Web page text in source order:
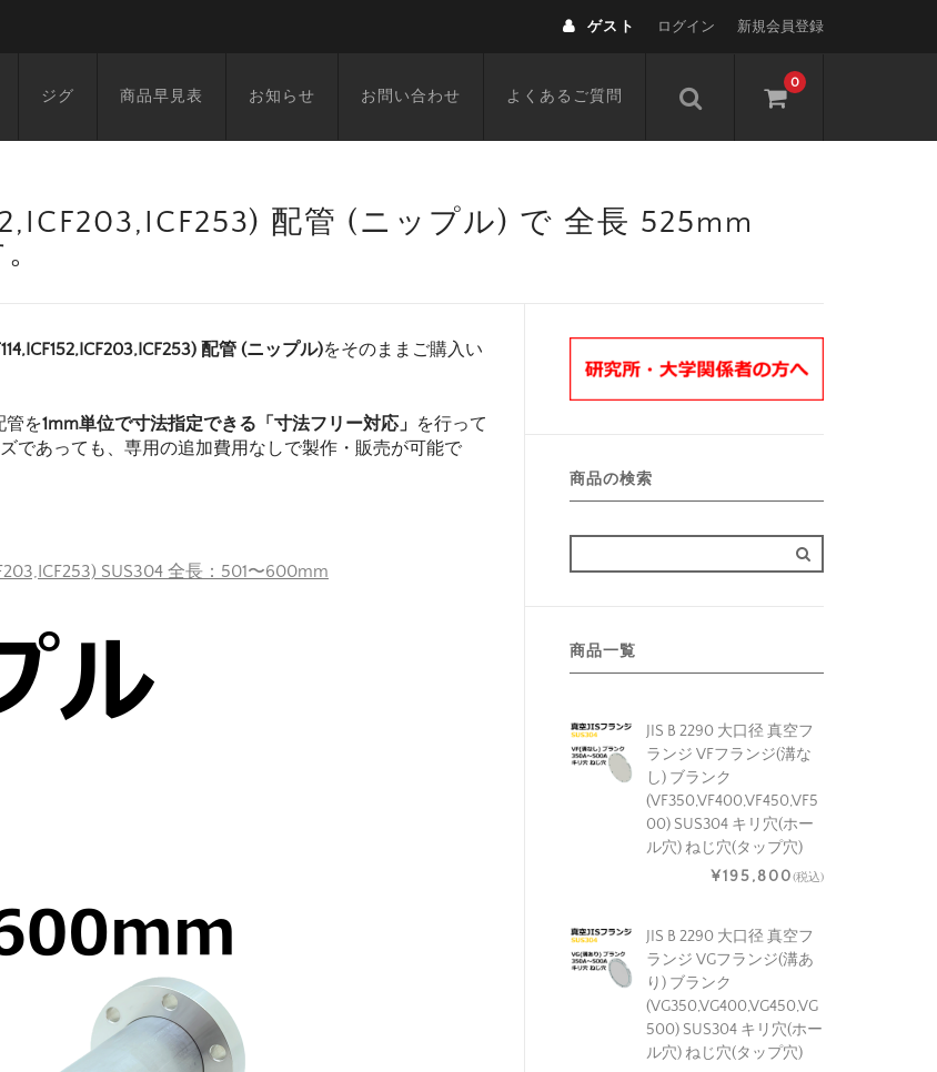
ゲスト ログイン 新規会員登録
0
ジグ 商品早見表 お知らせ お問い合わせ よくあるご質問
配管 (ニップル) で 全長 525mm
配管 (ニップル)をそのままご購入い
管を1mm単位で寸法指定できる「寸法フリー対応」 を行って
であっても、専用の追加費用なしで製作・販売が可能で
SUS304 全長：501〜600mm
商品の検索
商品一覧
JIS B 2290 大口径 真空フ
ランジ VFフランジ(溝な
し) ブランク
(VF350,VF400,VF450,VF5
00) SUS304 キリ穴(ホー
ル穴) ねじ穴(タップ穴)
¥195,800(税込)
JIS B 2290 大口径 真空フ
ランジ VGフランジ(溝あ
り) ブランク
(VG350,VG400,VG450,VG
500) SUS304 キリ穴(ホー
ル穴) ねじ穴(タップ穴)